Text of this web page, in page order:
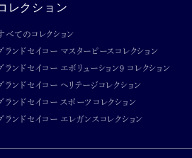
レクション
べてのコレクション
ランドセイコー マスターピースコレクション
ランドセイコー エボリューション9 コレクション
ランドセイコー ヘリテージコレクション
ランドセイコー スポーツコレクション
ランドセイコー エレガンスコレクション